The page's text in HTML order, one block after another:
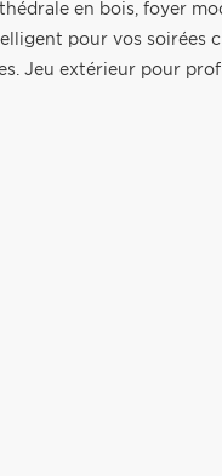
en bois, foyer
pour vos soirées
Jeu extérieur pour